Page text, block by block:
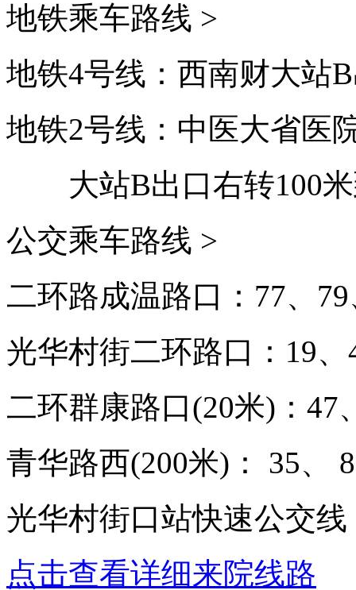
地铁乘车路线 >
地铁4号线：西南财大站
地铁2号线：中医大省医
大站B出口右转100
公交乘车路线 >
二环路成温路口：77、
光华村街二环路口：19、
二环群康路口(20米)：47
青华路西(200米)： 35、
光华村街口站快速公交线
点击查看详细来院线路